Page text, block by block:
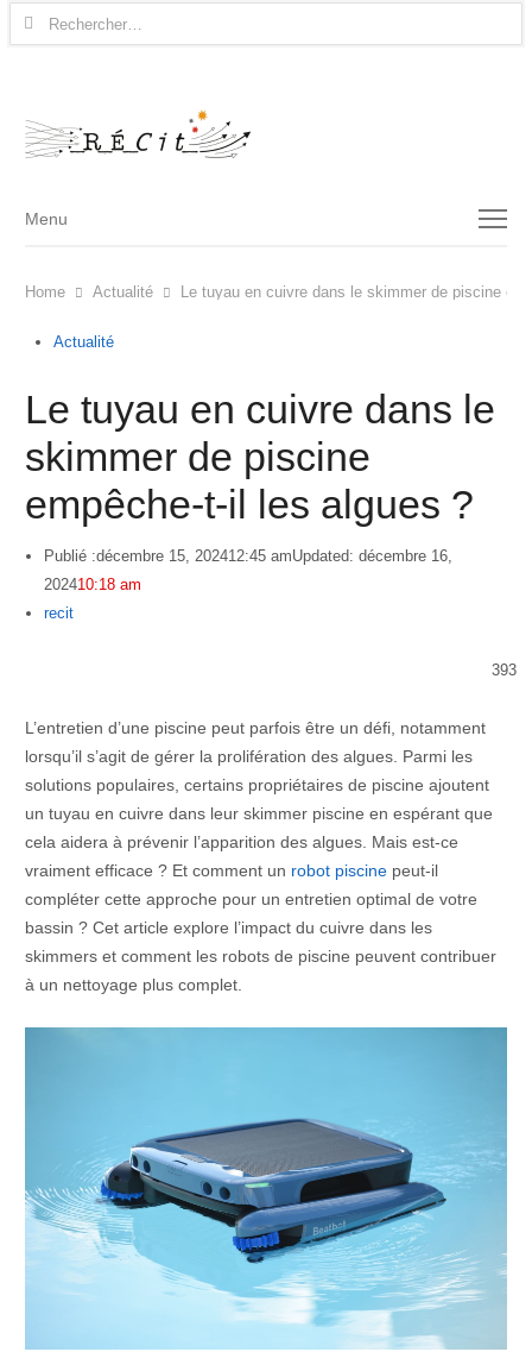
Rechercher :
Menu
Menu
Home Actualité Le tuyau en cuivre dans le skimmer de piscine
Actualité
Le tuyau en cuivre dans le
skimmer de piscine
empêche-t-il les algues ?
Publié :décembre 15, 202412:45 amUpdated: décembre 16,
202410:18 am
Author
recit
393
L’entretien d’une piscine peut parfois être un défi, notamment
lorsqu’il s’agit de gérer la prolifération des algues. Parmi les
solutions populaires, certains propriétaires de piscine ajoutent
un tuyau en cuivre dans leur skimmer piscine en espérant que
cela aidera à prévenir l’apparition des algues. Mais est-ce
vraiment efficace ? Et comment un robot piscinepeut-il
compléter cette approche pour un entretien optimal de votre
bassin ? Cet article explore l’impact du cuivre dans les
skimmers et comment les robots de piscine peuvent contribuer
à un nettoyage plus complet.